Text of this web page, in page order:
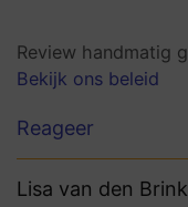
Review handmatig
Bekijk ons beleid
Reageer
Lisa van den Brink